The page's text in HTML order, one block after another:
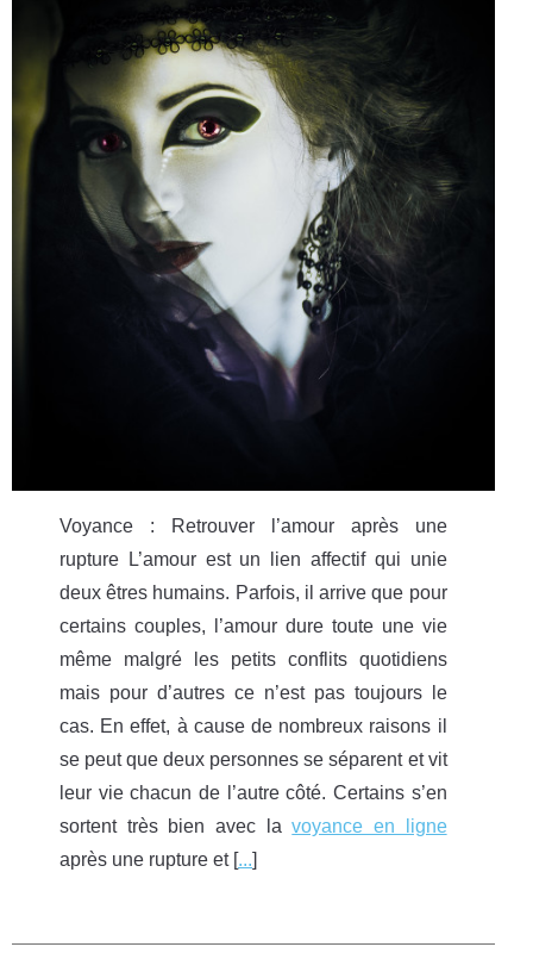
Voyance : Retrouver l’amour après une
rupture L’amour est un lien affectif qui unie
deux êtres humains. Parfois, il arrive que pour
certains couples, l’amour dure toute une vie
même malgré les petits conflits quotidiens
mais pour d’autres ce n’est pas toujours le
cas. En effet, à cause de nombreux raisons il
se peut que deux personnes se séparent et vit
leur vie chacun de l’autre côté. Certains s’en
sortent très bien avec lavoyance en ligne
après une rupture et [...]